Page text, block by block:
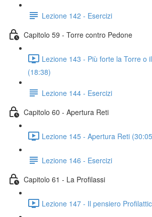
Lezione 142 - Esercizi
Capitolo 59 - Torre contro Pedone
Lezione 143 - Più forte la Torre o
(18:38)
Lezione 144 - Esercizi
Capitolo 60 - Apertura Reti
Lezione 145 - Apertura Reti
Lezione 146 - Esercizi
Capitolo 61 - La Profilassi
Lezione 147 - Il pensiero